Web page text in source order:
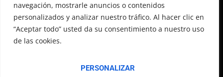
navegación, mostrarle anuncios o contenidos
personalizados y analizar nuestro tráfico. Al hacer clic en
“Aceptar todo” usted da su consentimiento a nuestro uso
de las cookies.
PERSONALIZAR